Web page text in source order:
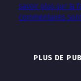
savoir plus sur la
commentaires
PLUS DE